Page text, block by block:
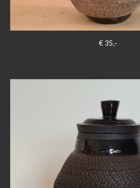
€ 35,-